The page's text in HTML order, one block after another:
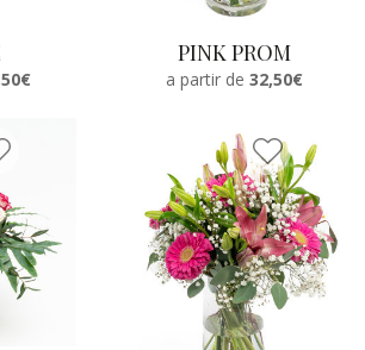
PINK PROM
a partir de 32,50€